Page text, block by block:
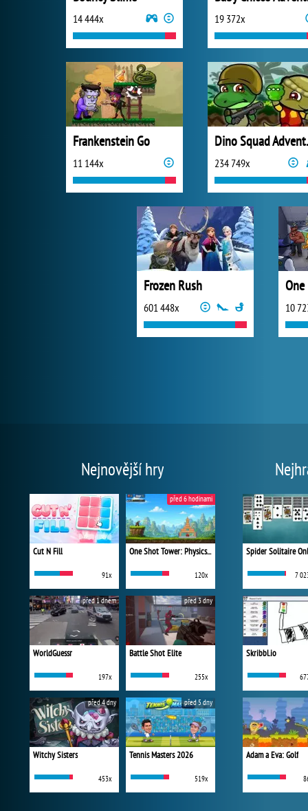
14 444x 19 372x
Frankenstein Go
11 144x 234 749x
Frozen Rush
601 448x
One
10
Nejnovější hry
Cut N Fill
91x
One Shot Tower: Physics Destroyer
120x
před 6 hodinami
WorldGuessr
197x
před 1 dnem
Battle Shot Elite
255x
před 3 dny
Witchy Sisters
453x
před 4 dny
Tennis Masters 2026
519x
před 5 dny
Spider Solitaire
7
Skribbl.io
Adam a Eva: Golf